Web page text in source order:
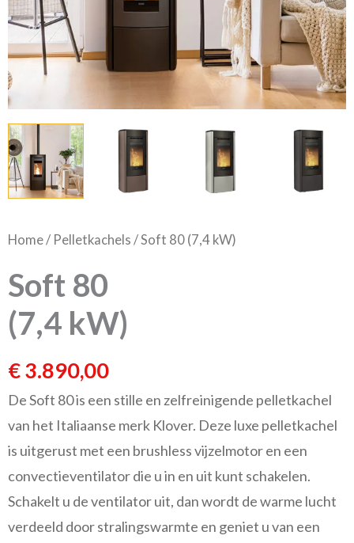
Home/ Pelletkachels / Soft 80 (7,4 kW)
Soft 80
(7,4 kW)
€3.890,00
De Soft 80 is een stille en zelfreinigende pelletkachel
van het Italiaanse merk Klover. Deze luxe pelletkachel
is uitgerust met een brushless vijzelmotor en een
convectieventilator die u in en uit kunt schakelen.
Schakelt u de ventilator uit, dan wordt de warme lucht
verdeeld door stralingswarmte en geniet u van een